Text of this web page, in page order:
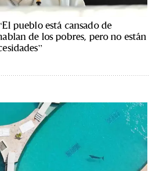
pueblo está cansado de
de los pobres, pero no están